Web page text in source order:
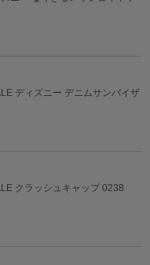
ディズニー デニムサンバイザ
クラッシュキャップ 0238